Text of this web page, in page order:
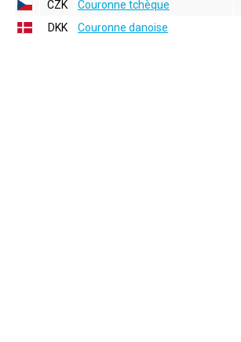
CZK
Couronne tchèque
DKK
Couronne danoise